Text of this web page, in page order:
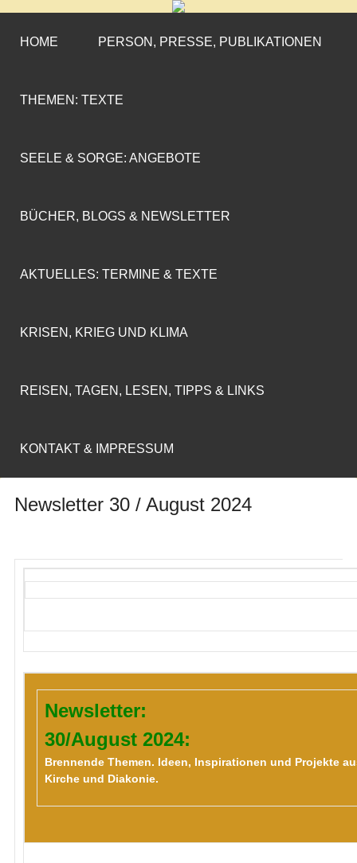
CORNELIA COENEN-
MARX
»ENGAGEMENT MIT PROFIL«
HOME PERSON, PRESSE, PUBLIKATIONEN
THEMEN: TEXTE
SEELE & SORGE: ANGEBOTE
BÜCHER, BLOGS & NEWSLETTER
AKTUELLES: TERMINE & TEXTE
KRISEN, KRIEG UND KLIMA
REISEN, TAGEN, LESEN, TIPPS & LINKS
KONTAKT & IMPRESSUM
Newsletter 30 / August 2024
Newsletter:
30/August 2024:
Brennende Themen. Ideen, Inspirationen und Projekte
Kirche und Diakonie.